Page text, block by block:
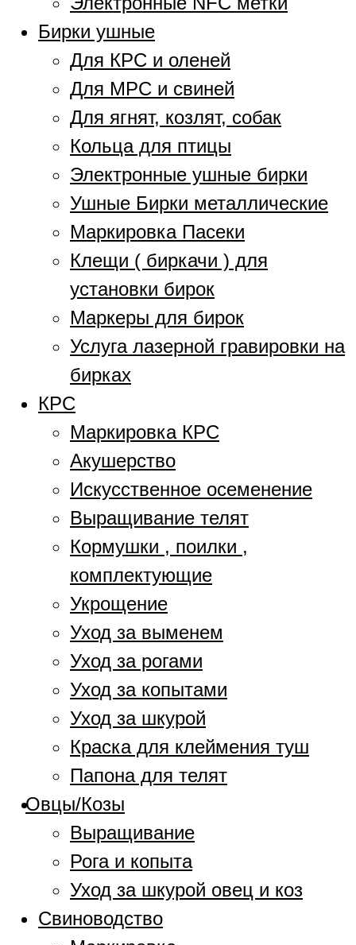
Бирки ушные
Для КРС и оленей
Для МРС и свиней
Для ягнят, козлят, собак
Кольца для птицы
Электронные ушные бирки
Ушные Бирки металлические
Маркировка Пасеки
Клещи ( биркачи ) для
установки бирок
Маркеры для бирок
Услуга лазерной гравировки на
бирках
КРС
Маркировка КРС
Акушерство
Искусственное осеменение
Выращивание телят
Кормушки , поилки ,
комплектующие
Укрощение
Уход за выменем
Уход за рогами
Уход за копытами
Уход за шкурой
Краска для клеймения туш
Папона для телят
Овцы/Козы
Выращивание
Рога и копыта
Уход за шкурой овец и коз
Свиноводство